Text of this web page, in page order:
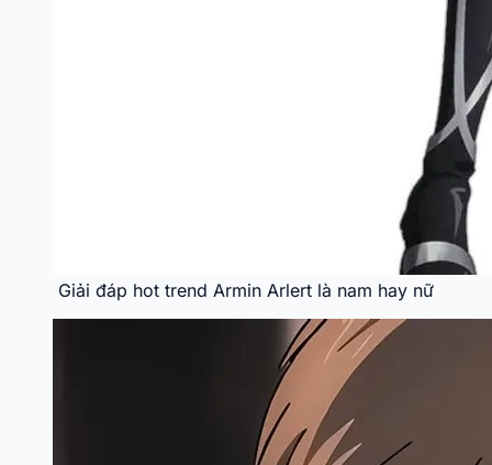
Giải đáp hot trend Armin Arlert là nam hay nữ